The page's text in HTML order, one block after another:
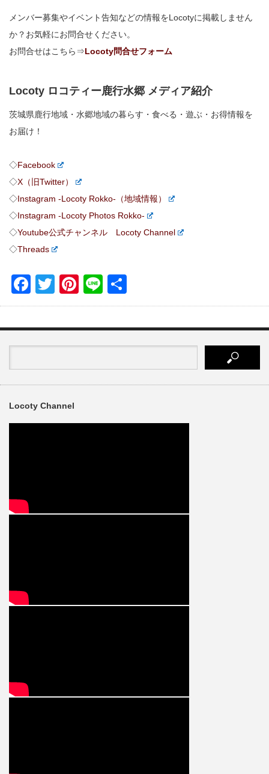
メンバー募集やイベント告知などの情報をLocotyに掲載しません
か？お気軽にお問合せください。
お問合せはこちら⇒Locoty問合せフォーム
Locoty ロコティー鹿行水郷 メディア紹介
茨城県鹿行地域・水郷地域の暮らす・食べる・遊ぶ・お得情報を
お届け！
◇Facebook
◇X（旧Twitter）
◇Instagram -Locoty Rokko-（地域情報）
◇Instagram -Locoty Photos Rokko-
◇Youtube公式チャンネル Locoty Channel
◇Threads
Facebook
TwitterPinterest
Line
有
Locoty Channel